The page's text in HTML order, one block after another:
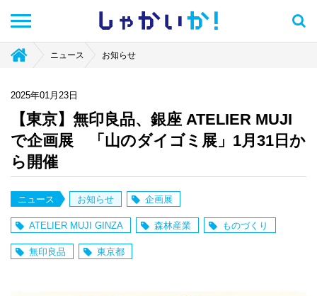
しゃかい か！
ニュース お知らせ
2025年01月23日
【東京】無印良品、銀座 ATELIER MUJI
で企画展 「山のダイゴミ展」1月31日か
ら開催
ニュース お知らせ 企画展
ATELIER MUJI GINZA 森林産業 ものづくり
無印良品 東京都